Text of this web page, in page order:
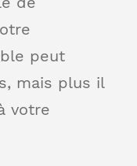
peut
mais plus il
votre